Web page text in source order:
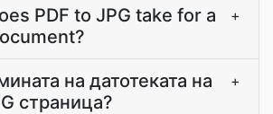
PDF to JPG take for a
+
на датотеката на
страница?
+